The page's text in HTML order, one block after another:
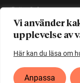
Vi använder
upplevelse av
Här kan du läsa om
Anpassa
Tillgänglighet
Ett initiativ av